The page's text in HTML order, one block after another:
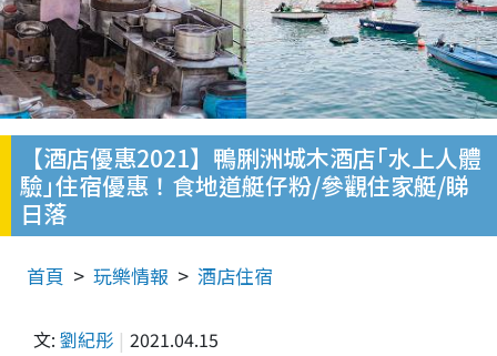
【酒店優惠2021】鴨脷洲城木酒店｢水上人體
驗｣住宿優惠！食地道艇仔粉/參觀住家艇/睇
日落
首頁 玩樂情報 酒店住宿
文: 劉紀彤 2021.04.15